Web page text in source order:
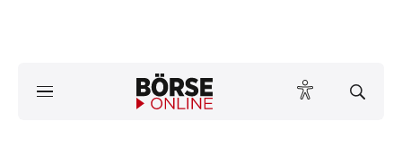
ktuelle Ausgabe BÖRSE ONLINE lesen